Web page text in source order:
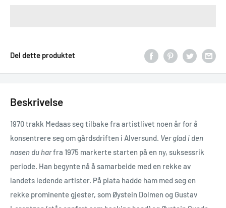
Del dette produktet
Beskrivelse
1970 trakk Medaas seg tilbake fra artistlivet noen år for å
konsentrere seg om gårdsdriften i Alversund. Ver glad i den
nasen du harfra 1975 markerte starten på en ny, suksessrik
periode. Han begynte nå å samarbeide med en rekke av
landets ledende artister. På plata hadde ham med seg en
rekke prominente gjester, som Øystein Dolmen og Gustav